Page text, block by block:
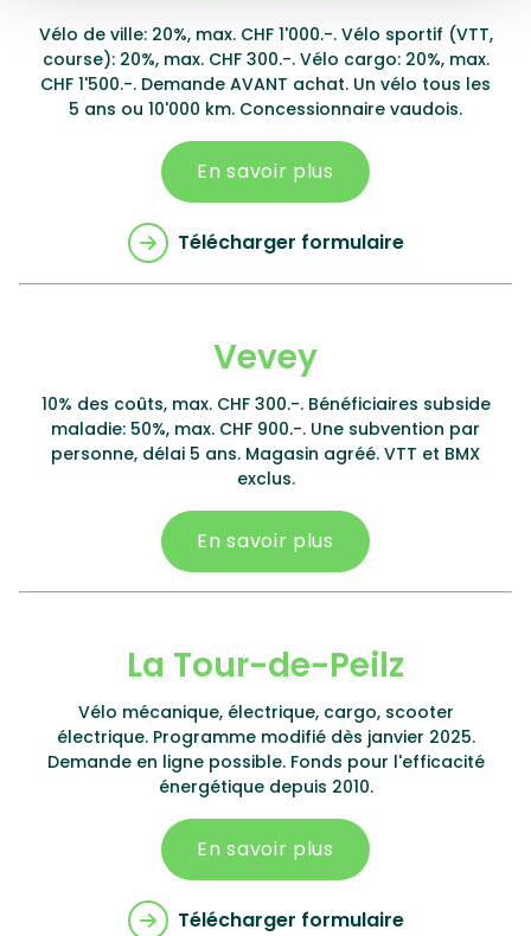
Vélo de ville: 20%, max. CHF 1'000.-. Vélo sportif (VTT,
course): 20%, max. CHF 300.-. Vélo cargo: 20%, max.
CHF 1'500.-. Demande AVANT achat. Un vélo tous les
5 ans ou 10'000 km. Concessionnaire vaudois.
En savoir plus
Télécharger formulaire
Vevey
10% des coûts, max. CHF 300.-. Bénéficiaires subside
maladie: 50%, max. CHF 900.-. Une subvention par
personne, délai 5 ans. Magasin agréé. VTT et BMX
exclus.
En savoir plus
La Tour-de-Peilz
Vélo mécanique, électrique, cargo, scooter
électrique. Programme modifié dès janvier 2025.
Demande en ligne possible. Fonds pour l'efficacité
énergétique depuis 2010.
En savoir plus
Télécharger formulaire